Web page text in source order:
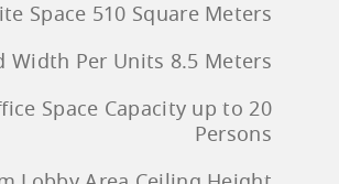
Space 510 Square Meters
Width Per Units 8.5 Meters
Space Capacity up to 20
Persons